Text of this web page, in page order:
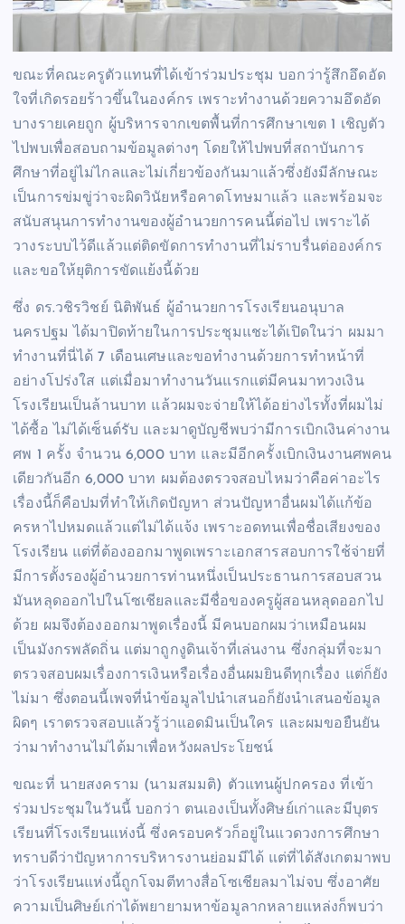
ขณะที่คณะครูตัวแทนที่ได้เข้าร่วมประชุม บอกว่ารู้สึกอึดอัด
ใจที่เกิดรอยร้าวขึ้นในองค์กร เพราะทำงานด้วยความอึดอัด
บางรายเคยถูก ผู้บริหารจากเขตพื้นที่การศึกษาเขต 1 เชิญตัว
ไปพบเพื่อสอบถามข้อมูลต่างๆ โดยให้ไปพบที่สถาบันการ
ศึกษาที่อยู่ไม่ไกลและไม่เกี่ยวข้องกันมาแล้วซึ่งยังมีลักษณะ
เป็นการข่มขู่ว่าจะผิดวินัยหรือคาดโทษมาแล้ว และพร้อมจะ
สนับสนุนการทำงานของผู้อำนวยการคนนี้ต่อไป เพราะได้
วางระบบไว้ดีแล้วแต่ติดขัดการทำงานที่ไม่ราบรื่นต่อองค์กร
และขอให้ยุติการขัดแย้งนี้ด้วย
ซึ่ง ดร.วชิรวิชย์ นิติพันธ์ ผู้อำนวยการโรงเรียนอนุบาล
นครปฐม ได้มาปิดท้ายในการประชุมแชะได้เปิดในว่า ผมมา
ทำงานที่นี่ได้ 7 เดือนเศษและขอทำงานด้วยการทำหน้าที่
อย่างโปร่งใส แต่เมื่อมาทำงานวันแรกแต่มีคนมาทวงเงิน
โรงเรียนเป็นล้านบาท แล้วผมจะจ่ายให้ได้อย่างไรทั้งที่ผมไม่
ได้ซื้อ ไม่ได้เซ็นต์รับ และมาดูบัญชีพบว่ามีการเบิกเงินค่างาน
ศพ 1 ครั้ง จำนวน 6,000 บาท และมีอีกครั้งเบิกเงินงานศพคน
เดียวกันอีก 6,000 บาท ผมต้องตรวจสอบไหมว่าคือค่าอะไร
เรื่องนี้ก็คือปมที่ทำให้เกิดปัญหา ส่วนปัญหาอื่นผมได้แก้ข้อ
ครหาไปหมดแล้วแต่ไม่ได้แจ้ง เพราะอดทนเพื่อชื่อเสียงของ
โรงเรียน แต่ที่ต้องออกมาพูดเพราะเอกสารสอบการใช้จ่ายที่
มีการตั้งรองผู้อำนวยการท่านหนึ่งเป็นประธานการสอบสวน
มันหลุดออกไปในโซเชียลและมีชื่อของครูผู้สอนหลุดออกไป
ด้วย ผมจึงต้องออกมาพูดเรื่องนี้ มีคนบอกผมว่าเหมือนผม
เป็นมังกรพลัดถิ่น แต่มาถูกงูดินเจ้าที่เล่นงาน ซึ่งกลุ่มที่จะมา
ตรวจสอบผมเรื่องการเงินหรือเรื่องอื่นผมยินดีทุกเรื่อง แต่ก็ยัง
ไม่มา ซึ่งตอนนี้เพจที่นำข้อมูลไปนำเสนอก็ยังนำเสนอข้อมูล
ผิดๆ เราตรวจสอบแล้วรู้ว่าแอดมินเป็นใคร และผมขอยืนยัน
ว่ามาทำงานไม่ได้มาเพื่อหวังผลประโยชน์
ขณะที่ นายสงคราม (นามสมมติ) ตัวแทนผู้ปกครอง ที่เข้า
ร่วมประชุมในวันนี้ บอกว่า ตนเองเป็นทั้งศิษย์เก่าและมีบุตร
เรียนที่โรงเรียนแห่งนี้ ซึ่งครอบครัวก็อยู่ในแวดวงการศึกษา
ทราบดีว่าปัญหาการบริหารงานย่อมมีได้ แต่ที่ได้สังเกตมาพบ
ว่าโรงเรียนแห่งนี้ถูกโจมตีทางสื่อโซเชียลมาไม่จบ ซึ่งอาศัย
ความเป็นศิษย์เก่าได้พยายามหาข้อมูลากหลายแหล่งก็พบว่า